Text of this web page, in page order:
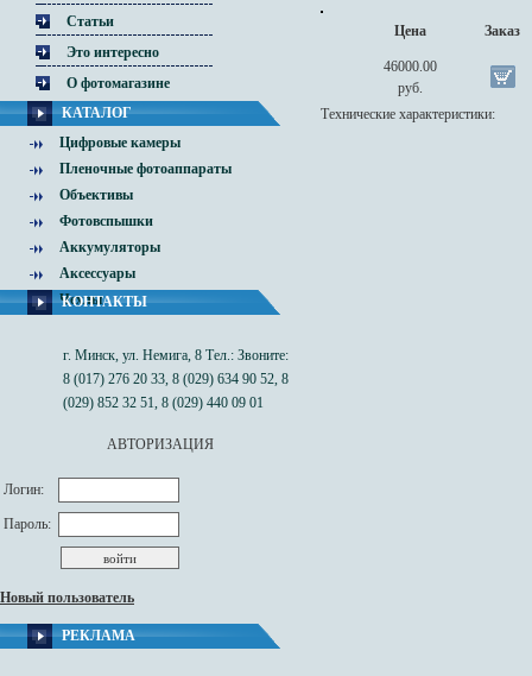
Статьи
Это интересно
О фотомагазине
КАТАЛОГ
Цифровые камеры
Пленочные фотоаппараты
Объективы
Фотовспышки
Аккумуляторы
Аксессуары
Чехлы
КОНТАКТЫ
г. Минск, ул. Немига, 8 Тел.: Звоните:
8 (017) 276 20 33, 8 (029) 634 90 52, 8
(029) 852 32 51, 8 (029) 440 09 01
АВТОРИЗАЦИЯ
Логин:
Пароль:
Новый пользователь
РЕКЛАМА
Цена Заказ
46000.00
руб.
Технические характеристики: